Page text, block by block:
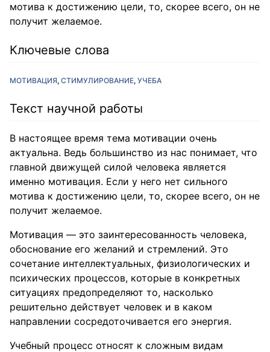
мотива к достижению цели, то, скорее всего, он не
получит желаемое.
Ключевые слова
МОТИВАЦИЯ СТИМУЛИРОВАНИЕ УЧЕБА
Текст научной работы
В настоящее время тема мотивации очень
актуальна. Ведь большинство из нас понимает, что
главной движущей силой человека является
именно мотивация. Если у него нет сильного
мотива к достижению цели, то, скорее всего, он не
получит желаемое.
Мотивация — это заинтересованность человека,
обоснование его желаний и стремлений. Это
сочетание интеллектуальных, физиологических и
психических процессов, которые в конкретных
ситуациях предопределяют то, насколько
решительно действует человек и в каком
направлении сосредоточивается его энергия.
Учебный процесс относят к сложным видам